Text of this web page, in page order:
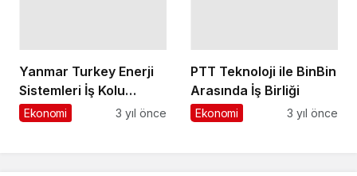
Yıldırım Vehbi Keskin
atandı
PTT Teknoloji ile BinBin
Arasında İş Birliği
Ekonomi 3 yıl önce